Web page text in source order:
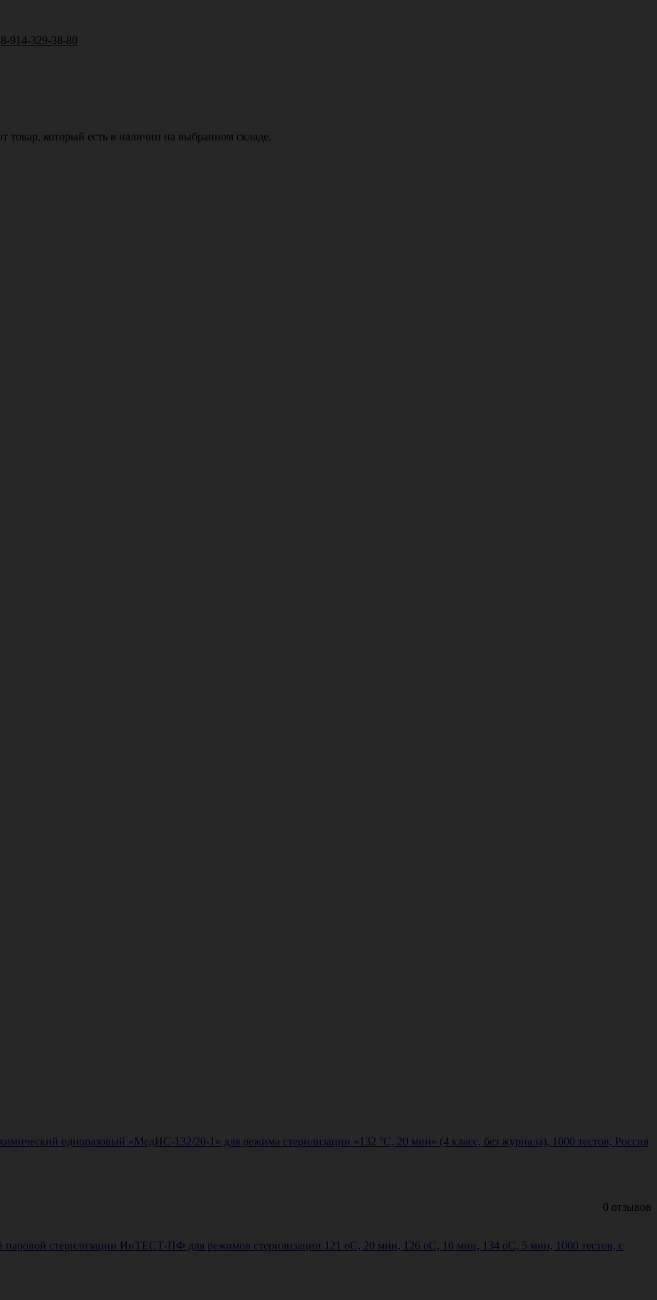
8-914-329-38-80
товар, который есть в наличии на выбранном складе.
одноразовый «МедИС-132/20-1» для режима стерилизации «132 °С, 20 мин» (4 класс, без журнала), 1000 тестов, Россия
0 отзывов
стерилизации ИнТЕСТ-ПФ для режимов стерилизации 121 оС, 20 мин, 126 оС, 10 мин, 134 оС, 5 мин, 1000 тестов, с